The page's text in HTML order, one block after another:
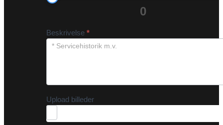
0
Beskrivelse *
Upload billeder